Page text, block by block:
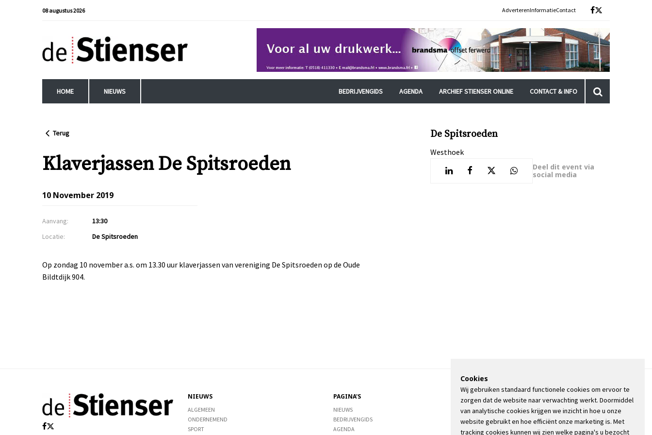
08 augustus 2026 AdverterenInformatieContact
HOME NIEUWS BEDRIJVENGIDS AGENDA ARCHIEF STIENSER ONLINE CONTACT & INFO
Terug
Klaverjassen De Spitsroeden
10 November 2019
Aanvang:
13:30
Locatie:
De Spitsroeden
Op zondag 10 november a.s. om 13.30 uur klaverjassen van vereniging De Spitsroeden op de Oude
Bildtdijk 904.
De Spitsroeden
Westhoek
Deel dit event via
social media
NIEUWS
ALGEMEEN
ONDERNEMEND
SPORT
PAGINA'S
NIEUWS
BEDRIJVENGIDS
AGENDA
OVER DE STIENSER
CONTACT
ADVERTEREN
INFORMATIE
Cookies
Wij gebruiken standaard functionele cookies om ervoor te
zorgen dat de website naar verwachting werkt. Doormiddel
van analytische cookies krijgen we inzicht in hoe u onze
website gebruikt en hoe efficiënt onze marketing is. Met
tracking cookies kunnen wij zien welke pagina's u bezocht